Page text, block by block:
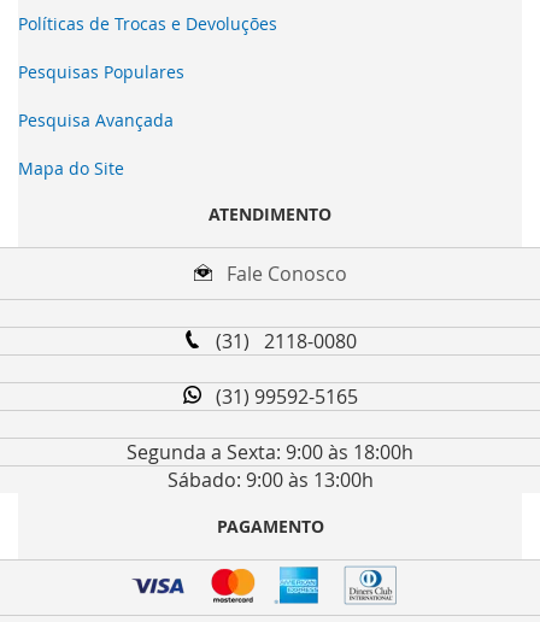
Políticas de Trocas e Devoluções
Pesquisas Populares
Pesquisa Avançada
Mapa do Site
ATENDIMENTO
Fale Conosco
(31) 2118-0080
(31) 99592-5165
Segunda a Sexta: 9:00 às 18:00h
Sábado: 9:00 às 13:00h
PAGAMENTO